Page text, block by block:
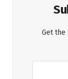
Get the